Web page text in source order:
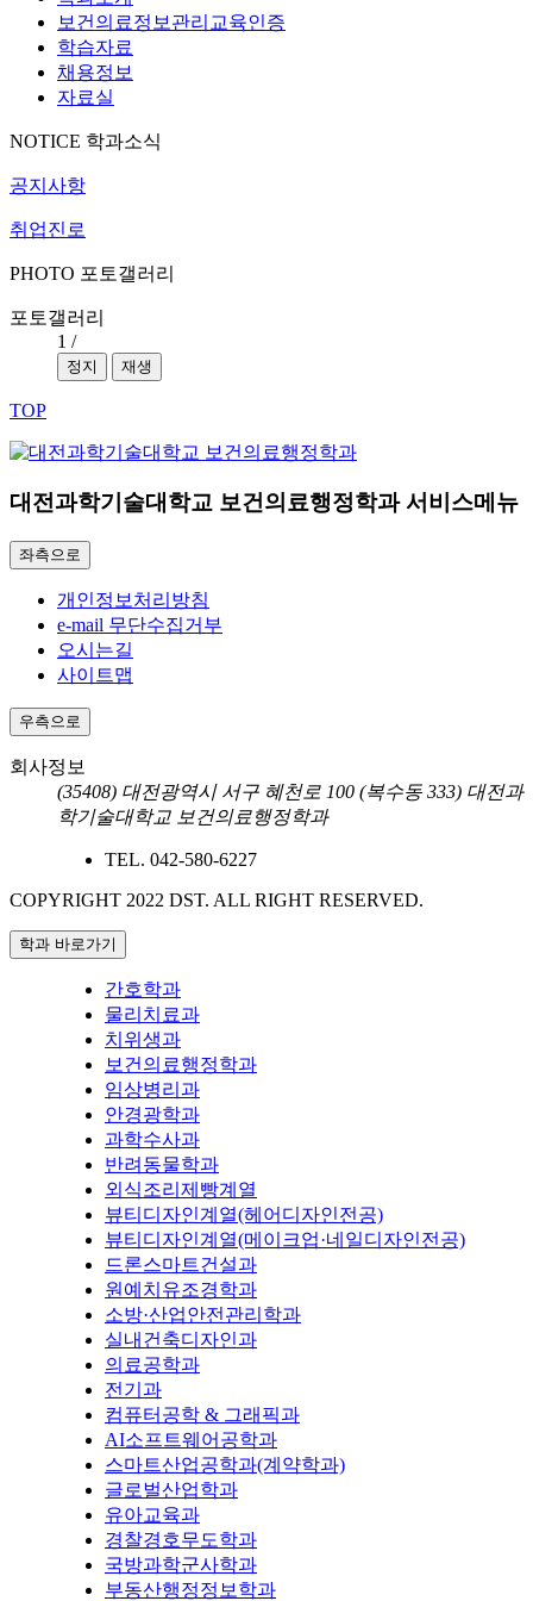
보건의료정보관리교육인증
학습자료
채용정보
자료실
NOTICE 학과소식
공지사항
취업진로
PHOTO 포토갤러리
포토갤러리
1 /
정지 재생
TOP
대전과학기술대학교 보건의료행정학과 서비스메뉴
좌측으로
개인정보처리방침
e-mail 무단수집거부
오시는길
사이트맵
우측으로
회사정보
(35408) 대전광역시 서구 혜천로 100 (복수동 333) 대전과
학기술대학교 보건의료행정학과
TEL. 042-580-6227
COPYRIGHT 2022 DST. ALL RIGHT RESERVED.
학과 바로가기
간호학과
물리치료과
치위생과
보건의료행정학과
임상병리과
안경광학과
과학수사과
반려동물학과
외식조리제빵계열
뷰티디자인계열(헤어디자인전공)
뷰티디자인계열(메이크업·네일디자인전공)
드론스마트건설과
원예치유조경학과
소방·산업안전관리학과
실내건축디자인과
의료공학과
전기과
컴퓨터공학 & 그래픽과
AI소프트웨어공학과
스마트산업공학과(계약학과)
글로벌산업학과
유아교육과
경찰경호무도학과
국방과학군사학과
부동산행정정보학과